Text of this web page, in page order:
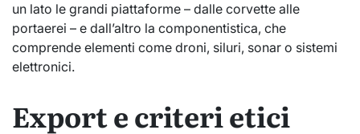
un lato le grandi piattaforme – dalle corvette alle
portaerei – e dall’altro la componentistica, che
comprende elementi come droni, siluri, sonar o sistemi
elettronici.
Export e criteri etici